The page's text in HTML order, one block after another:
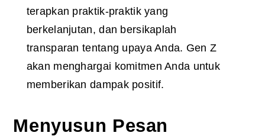
terapkan praktik-praktik yang
berkelanjutan, dan bersikaplah
transparan tentang upaya Anda. Gen Z
akan menghargai komitmen Anda untuk
memberikan dampak positif.
Menyusun Pesan